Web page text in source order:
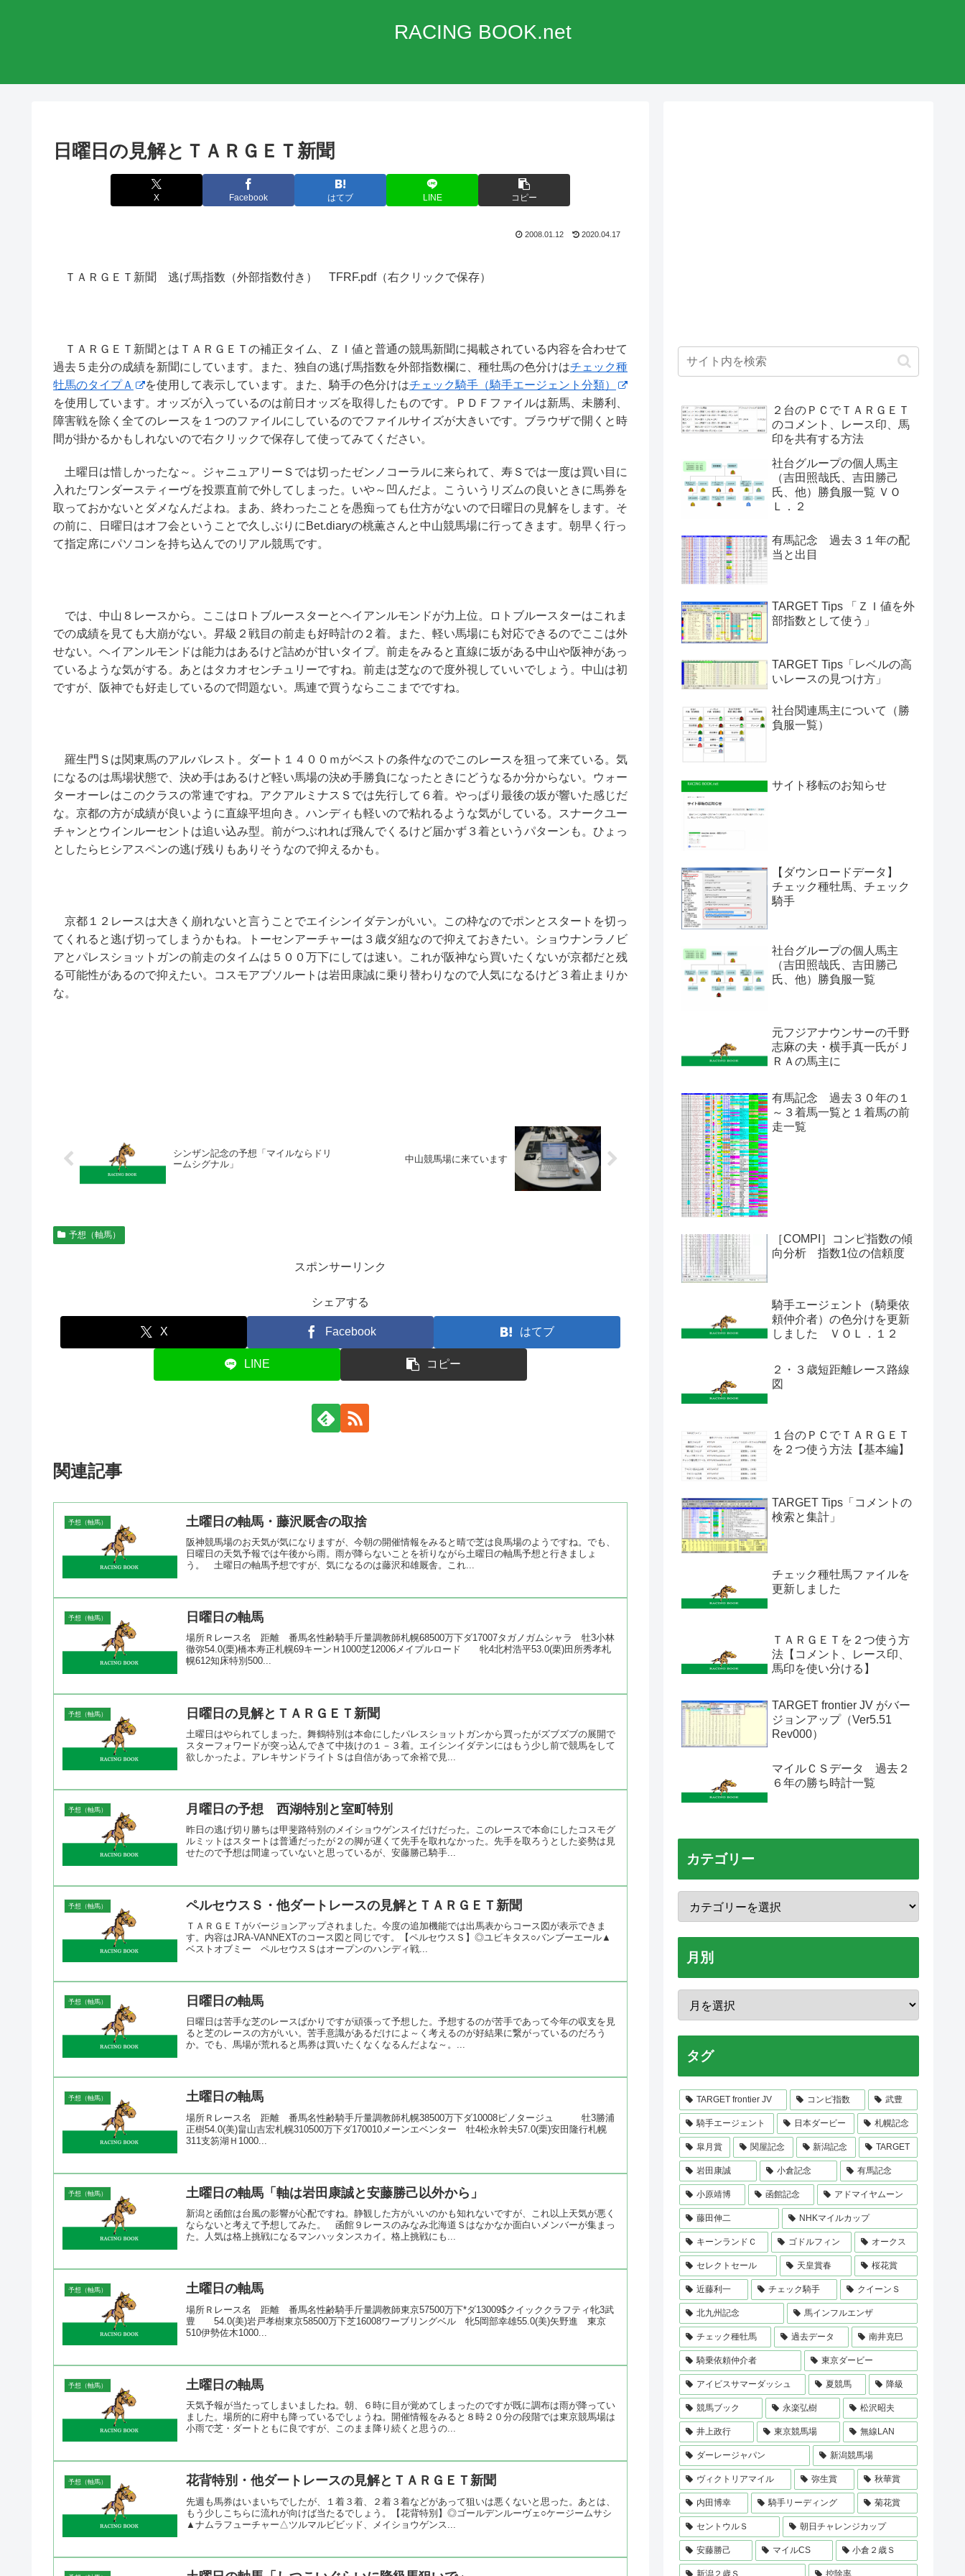
RACING BOOK.net
日曜日の見解とＴＡＲＧＥＴ新聞
X Facebook はてブ LINE コピー
2008.01.12 2020.04.17
ＴＡＲＧＥＴ新聞 逃げ馬指数（外部指数付き） TFRF.pdf（右クリックで保存）
ＴＡＲＧＥＴ新聞とはＴＡＲＧＥＴの補正タイム、ＺＩ値と普通の競馬新聞に掲載されている内容を合わせて
過去５走分の成績を新聞にしています。また、独自の逃げ馬指数を外部指数欄に、種牡馬の色分けはチェック種
牡馬のタイプＡ
を使用して表示しています。また、騎手の色分けはチェック騎手（騎手エージェント分類）
を使用しています。オッズが入っているのは前日オッズを取得したものです。ＰＤＦファイルは新馬、未勝利、
障害戦を除く全てのレースを１つのファイルにしているのでファイルサイズが大きいです。ブラウザで開くと時
間が掛かるかもしれないので右クリックで保存して使ってみてください。
土曜日は惜しかったな～。ジャニュアリーＳでは切ったゼンノコーラルに来られて、寿Ｓでは一度は買い目に
入れたワンダースティーヴを投票直前で外してしまった。いや～凹んだよ。こういうリズムの良いときに馬券を
取っておかないとダメなんだよね。まあ、終わったことを愚痴っても仕方がないので日曜日の見解をします。そ
の前に、日曜日はオフ会ということで久しぶりにBet.diaryの桃薫さんと中山競馬場に行ってきます。朝早く行っ
て指定席にパソコンを持ち込んでのリアル競馬です。
では、中山８レースから。ここはロトブルースターとヘイアンルモンドが力上位。ロトブルースターはこれま
での成績を見ても大崩がない。昇級２戦目の前走も好時計の２着。また、軽い馬場にも対応できるのでここは外
せない。ヘイアンルモンドは能力はあるけど詰めが甘いタイプ。前走をみると直線に坂がある中山や阪神があっ
ているような気がする。あとはタカオセンチュリーですね。前走は芝なので度外視していいでしょう。中山は初
ですが、阪神でも好走しているので問題ない。馬連で買うならここまでですね。
羅生門Ｓは関東馬のアルバレスト。ダート１４００ｍがベストの条件なのでこのレースを狙って来ている。気
になるのは馬場状態で、決め手はあるけど軽い馬場の決め手勝負になったときにどうなるか分からない。ウォー
ターオーレはこのクラスの常連ですね。アクアルミナスＳでは先行して６着。やっぱり最後の坂が響いた感じだ
な。京都の方が成績が良いように直線平坦向き。ハンディも軽いので粘れるような気がしている。スナークユー
チャンとウインルーセントは追い込み型。前がつぶれれば飛んでくるけど届かず３着というパターンも。ひょっ
としたらヒシアスペンの逃げ残りもありそうなので抑えるかも。
京都１２レースは大きく崩れないと言うことでエイシンイダテンがいい。この枠なのでポンとスタートを切っ
てくれると逃げ切ってしまうかもね。トーセンアーチャーは３歳ダ組なので抑えておきたい。ショウナンラノビ
アとパレスショットガンの前走のタイムは５００万下にしては速い。これが阪神なら買いたくないが京都だと残
る可能性があるので抑えたい。コスモアブソルートは岩田康誠に乗り替わりなので人気になるけど３着止まりか
な。
シンザン記念の予想「マイルならドリ
ームシグナル」
中山競馬場に来ています
予想（軸馬）
スポンサーリンク
シェアする
X Facebook はてブ
LINE コピー
関連記事
予想（軸馬） 土曜日の軸馬・藤沢厩舎の取捨
阪神競馬場のお天気が気になりますが、今朝の開催情報をみると晴で芝は良馬場のようですね。でも、
日曜日の天気予報では午後から雨。雨が降らないことを祈りながら土曜日の軸馬予想と行きましょ
う。 土曜日の軸馬予想ですが、気になるのは藤沢和雄厩舎。これ...
予想（軸馬） 日曜日の軸馬
場所Ｒレース名 距離 番馬名性齢騎手斤量調教師札幌68500万下ダ17007タガノガムシャラ 牡3小林
徹弥54.0(栗)橋本寿正札幌69キーンＨ1000芝12006メイプルロード 牝4北村浩平53.0(栗)田所秀孝札
幌612知床特別500...
予想（軸馬） 日曜日の見解とＴＡＲＧＥＴ新聞
土曜日はやられてしまった。舞鶴特別は本命にしたパレスショットガンから買ったがズブズブの展開で
スターフォワードが突っ込んできて中抜けの１－３着。エイシンイダテンにはもう少し前で競馬をして
欲しかったよ。アレキサンドライトＳは自信があって余裕で見...
予想（軸馬） 月曜日の予想 西湖特別と室町特別
昨日の逃げ切り勝ちは甲斐路特別のメイショウゲンスイだけだった。このレースで本命にしたコスモグ
ルミットはスタートは普通だったが２の脚が遅くて先手を取れなかった。先手を取ろうとした姿勢は見
せたので予想は間違っていないと思っているが、安藤勝己騎手...
予想（軸馬） ペルセウスＳ・他ダートレースの見解とＴＡＲＧＥＴ新聞
ＴＡＲＧＥＴがバージョンアップされました。今度の追加機能では出馬表からコース図が表示できま
す。内容はJRA-VANNEXTのコース図と同じです。【ペルセウスＳ】◎ユビキタス○バンブーエール▲
ベストオブミー ペルセウスＳはオープンのハンディ戦...
予想（軸馬） 日曜日の軸馬
日曜日は苦手な芝のレースばかりですが頑張って予想した。予想するのが苦手であって今年の収支を見
ると芝のレースの方がいい。苦手意識があるだけによ～く考えるのが好結果に繋がっているのだろう
か。でも、馬場が荒れると馬券は買いたくなくなるんだよな～。...
予想（軸馬） 土曜日の軸馬
場所Ｒレース名 距離 番馬名性齢騎手斤量調教師札幌38500万下ダ10008ピノタージュ 牡3勝浦
正樹54.0(美)畠山吉宏札幌310500万下ダ170010メーンエベンター 牡4松永幹夫57.0(栗)安田隆行札幌
311支笏湖Ｈ1000...
予想（軸馬） 土曜日の軸馬「軸は岩田康誠と安藤勝己以外から」
新潟と函館は台風の影響が心配ですね。静観した方がいいのかも知れないですが、これ以上天気が悪く
ならないと考えて予想してみた。 函館９レースのみなみ北海道Ｓはなかなか面白いメンバーが集まっ
た。人気は格上挑戦になるマンハッタンスカイ。格上挑戦にも...
予想（軸馬） 土曜日の軸馬
場所Ｒレース名 距離 番馬名性齢騎手斤量調教師東京57500万下*ダ13009$クイッククラフティ牝3武
豊 54.0(美)岩戸孝樹東京58500万下芝16008ワーブリングベル 牝5岡部幸雄55.0(美)矢野進 東京
510伊勢佐木1000...
予想（軸馬） 土曜日の軸馬
天気予報が当たってしまいましたね。朝、６時に目が覚めてしまったのですが既に調布は雨が降ってい
ました。場所的に府中も降っているでしょうね。開催情報をみると８時２０分の段階では東京競馬場は
小雨で芝・ダートともに良ですが、このまま降り続くと思うの...
予想（軸馬） 花背特別・他ダートレースの見解とＴＡＲＧＥＴ新聞
先週も馬券はいまいちでしたが、１着３着、２着３着などがあって狙いは悪くないと思った。あとは、
もう少しこちらに流れが向けば当たるでしょう。【花背特別】◎ゴールデンルーヴェ○ケージームサシ
▲ナムラフューチャー△ツルマルビビッド、メイショウゲンス...
２台のＰＣでＴＡＲＧＥＴ
のコメント、レース印、馬
印を共有する方法
社台グループの個人馬主
（吉田照哉氏、吉田勝己
氏、他）勝負服一覧 ＶＯ
Ｌ．２
有馬記念 過去３１年の配
当と出目
TARGET Tips 「ＺＩ値を外
部指数として使う」
TARGET Tips「レベルの高
いレースの見つけ方」
社台関連馬主について（勝
負服一覧）
サイト移転のお知らせ
【ダウンロードデータ】
チェック種牡馬、チェック
騎手
社台グループの個人馬主
（吉田照哉氏、吉田勝己
氏、他）勝負服一覧
元フジアナウンサーの千野
志麻の夫・横手真一氏がＪ
ＲＡの馬主に
有馬記念 過去３０年の１
～３着馬一覧と１着馬の前
走一覧
［COMPI］コンピ指数の傾
向分析 指数1位の信頼度
騎手エージェント（騎乗依
頼仲介者）の色分けを更新
しました ＶＯＬ．１２
２・３歳短距離レース路線
図
１台のＰＣでＴＡＲＧＥＴ
を２つ使う方法【基本編】
TARGET Tips「コメントの
検索と集計」
チェック種牡馬ファイルを
更新しました
ＴＡＲＧＥＴを２つ使う方
法【コメント、レース印、
馬印を使い分ける】
TARGET frontier JV がバー
ジョンアップ（Ver5.51
Rev000）
マイルＣＳデータ 過去２
６年の勝ち時計一覧
カテゴリー
月別
タグ
TARGET frontier JV コンピ指数 武豊
騎手エージェント 日本ダービー 札幌記念
皐月賞 関屋記念 新潟記念 TARGET
岩田康誠 小倉記念 有馬記念
小原靖博 函館記念 アドマイヤムーン
藤田伸二 NHKマイルカップ
キーンランドＣ ゴドルフィン オークス
セレクトセール 天皇賞春 桜花賞
近藤利一 チェック騎手 クイーンＳ
北九州記念 馬インフルエンザ
チェック種牡馬 過去データ 南井克巳
騎乗依頼仲介者 東京ダービー
アイビスサマーダッシュ 夏競馬 降級
競馬ブック 永楽弘樹 松沢昭夫
井上政行 東京競馬場 無線LAN
ダーレージャパン 新潟競馬場
ヴィクトリアマイル 弥生賞 秋華賞
内田博幸 騎手リーディング 菊花賞
セントウルＳ 朝日チャレンジカップ
安藤勝己 マイルCS 小倉２歳Ｓ
新潟２歳Ｓ 控除率